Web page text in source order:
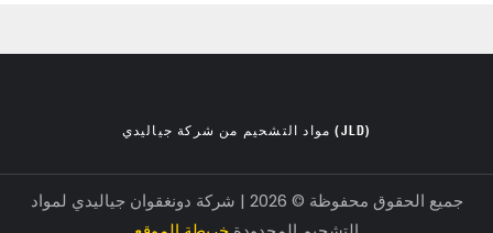
مواد التشحيم من شركة جياليدي (JLD)
جميع الحقوق محفوظة © 2026 | شركة دونغقوان جياليدي لمواد